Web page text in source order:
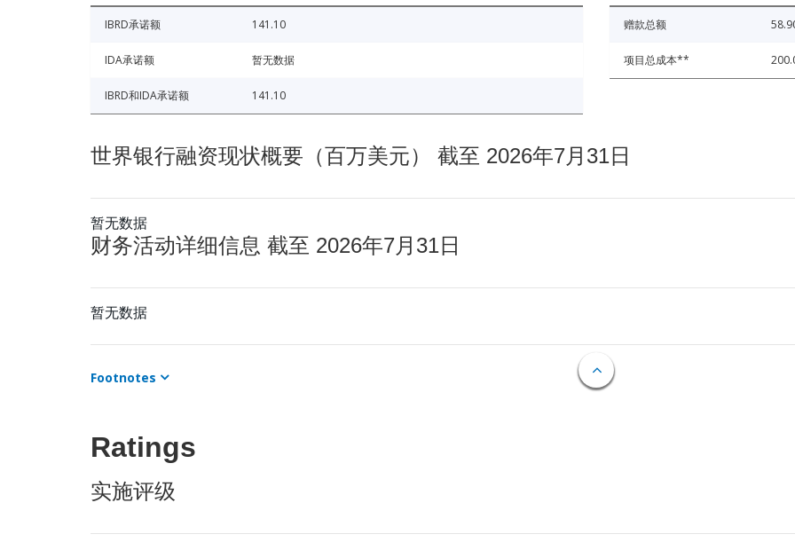
IBRD承诺额 141.10
IDA承诺额 暂无数据
IBRD和IDA承诺额 141.10
赠款总额
项目总成本**
世界银行融资现状概要（百万美元） 截至 2026年7月31日
暂无数据
财务活动详细信息 截至 2026年7月31日
暂无数据
Footnotes
Ratings
实施评级